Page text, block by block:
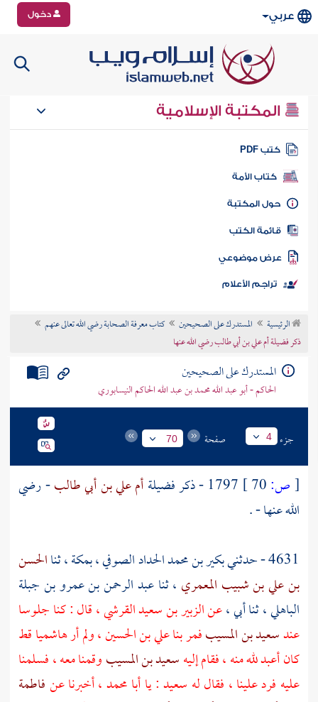
عربي دخول
المكتبة الإسلامية
كتب PDF
كتاب الأمة
المكتبة
الكتب
موضوعي
تراجم الأعلام
الرئيسية المستدرك على الصحيحين
كتاب معرفة الصحابة رضي الله تعالى عنهم
ذكر فضيلة أم علي بن أبي طالب رضي الله عنها
المستدرك على الصحيحين
الحاكم - أبو عبد الله محمد بن عبد الله الحاكم النيسابوري
جزء 4 صفحة 70
[ص: 1797 - ذكر فضيلة أم علي بن أبي طالب- رضي
الله عنها - .
4631 - حدثني
بكير بن محمد الحداد الصوفي،بمكة، ثناالحسن
بن علي بن شبيب المعمري ، ثناعبد الرحمن بن عمرو بن جبلة
الباهلي، ثنا أبي ،عنالزبير بن سعيد القرشي، قال : كنا جلوسا
عندسعيد بن المسيبفمر بناعلي بن الحسين، ولم أر هاشميا قط
كان أعبد لله منه ، فقام إليهسعيد بن المسيبوقمنا معه ، فسلمنا
عليه فرد علينا ، فقال له سعيد: ياأبا محمد، أخبرنا عنفاطمة